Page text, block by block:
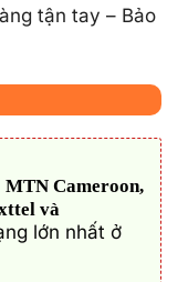
tận tay – Bảo
MTN Cameroon,
và
lớn nhất ở